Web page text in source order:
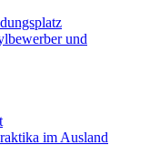
und
im Ausland